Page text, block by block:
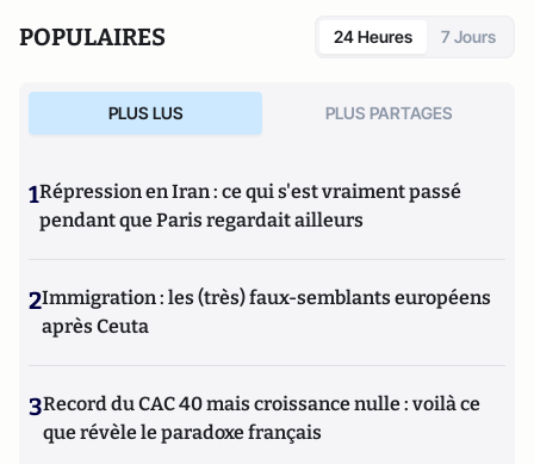
POPULAIRES 24 Heures 7 Jours
PLUS LUS PLUS PARTAGES
1Répression en Iran : ce qui s'est vraiment passé
pendant que Paris regardait ailleurs
2Immigration : les (très) faux-semblants européens
après Ceuta
3Record du CAC 40 mais croissance nulle : voilà ce
que révèle le paradoxe français